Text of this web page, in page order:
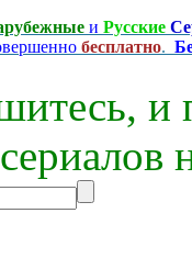
и Русские
бесплатно.
и